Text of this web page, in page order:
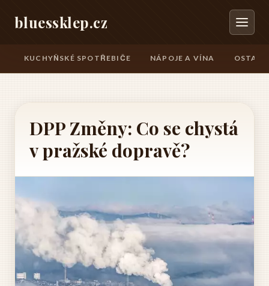
bluessklep.cz
KUCHYŇSKÉ SPOTŘEBIČE NÁPOJE A VÍNA
DPP Změny: Co se chystá
v pražské dopravě?